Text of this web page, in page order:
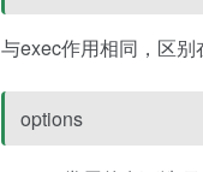
与exec作用相同，区
options